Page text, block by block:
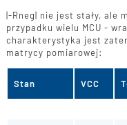
|-Rneg| nie jest stały, ale
przypadku wielu MCU -
charakterystyka jest
matrycy pomiarowej:
Stan VCC